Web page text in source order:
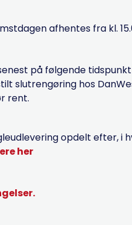
afhentes fra kl.
på følgende
slutrengøring hos
rent.
opdelt efter, i
her